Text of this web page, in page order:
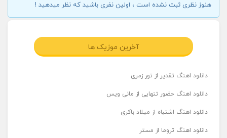
هنوز نظری ثبت نشده است ، اولین نفری باشید که نظر میدهید !
آخرین موزیک ها
دانلود اهنگ تقدیر از تور زمری
دانلود اهنگ حضور تنهایی از مانی ویس
دانلود اهنگ اشتباه از میلاد باکری
دانلود اهنگ تروما از مستر